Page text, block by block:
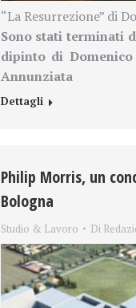
“La Resurrezione” di
Sono stati terminati
dipinto di
Annunziata
Dettagli
Philip Morris, un
Bologna
Studio & Lavoro Di